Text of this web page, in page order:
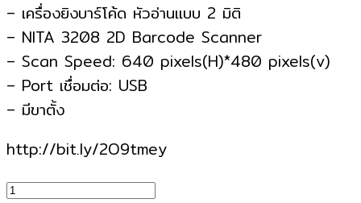
– เครื่องยิงบาร์โค้ด หัวอ่านแบบ 2 มิติ
– NITA 3208 2D Barcode Scanner
– Scan Speed: 640 pixels(H)*480 pixels(v)
– Port เชื่อมต่อ: USB
– มีขาตั้ง
http://bit.ly/2O9tmey
จำนวน